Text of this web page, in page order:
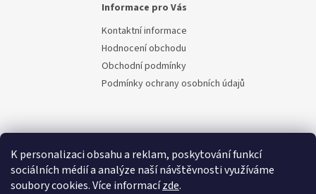
K personalizaci obsahu a reklam, poskytování funkcí
sociálních médií a analýze naší návštěvnosti využíváme
soubory cookies. Více informacízde.
Informace pro Vás
Kontaktní informace
Hodnocení obchodu
Obchodní podmínky
Podmínky ochrany osobních údajů